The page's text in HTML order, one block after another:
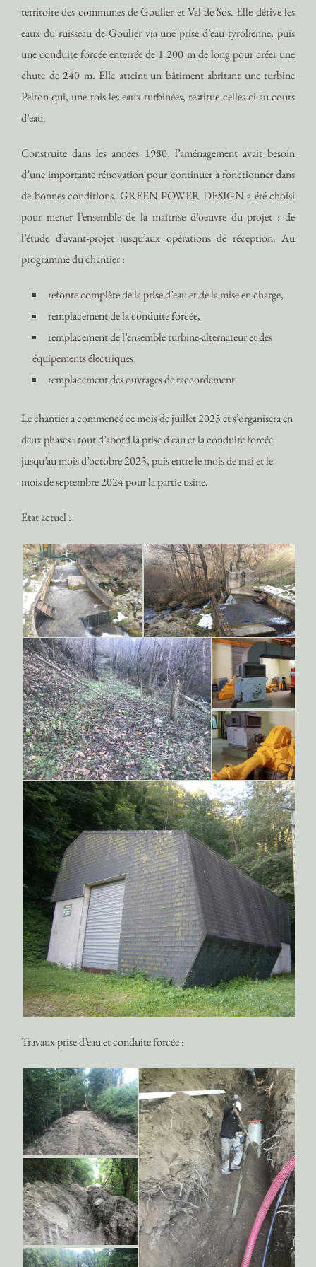
territoire des communes de Goulier et Val-de-Sos. Elle dérive les
eaux du ruisseau de Goulier via une prise d’eau tyrolienne, puis
une conduite forcée enterrée de 1 200 m de long pour créer une
chute de 240 m. Elle atteint un bâtiment abritant une turbine
Pelton qui, une fois les eaux turbinées, restitue celles-ci au cours
d’eau.
Construite dans les années 1980, l’aménagement avait besoin
d’une importante rénovation pour continuer à fonctionner dans
de bonnes conditions. GREEN POWER DESIGN a été choisi
pour mener l’ensemble de la maîtrise d’oeuvre du projet : de
l’étude d’avant-projet jusqu’aux opérations de réception. Au
programme du chantier :
refonte complète de la prise d’eau et de la mise en charge,
remplacement de la conduite forcée,
remplacement de l’ensemble turbine-alternateur et des
équipements électriques,
remplacement des ouvrages de raccordement.
Le chantier a commencé ce mois de juillet 2023 et s’organisera en
deux phases : tout d’abord la prise d’eau et la conduite forcée
jusqu’au mois d’octobre 2023, puis entre le mois de mai et le
mois de septembre 2024 pour la partie usine.
Etat actuel :
Travaux prise d’eau et conduite forcée :